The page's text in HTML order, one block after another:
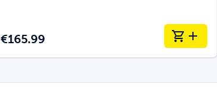
€165.99